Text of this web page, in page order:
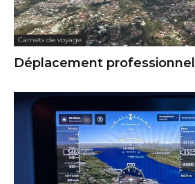
Carnets de voyage
Déplacement